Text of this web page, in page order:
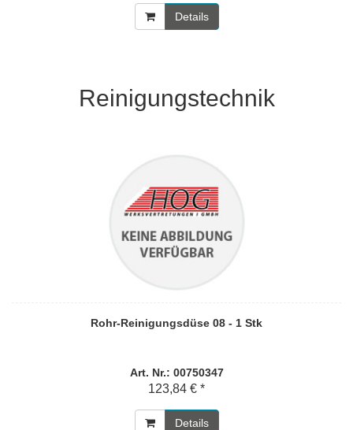
Details
Reinigungstechnik
Rohr-Reinigungsdüse 08 - 1 Stk
Art. Nr.: 00750347
123,84 € *
Details